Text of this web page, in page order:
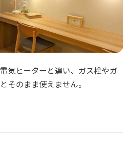
気ヒーターと違い、ガス栓やガ
そのまま使えません。